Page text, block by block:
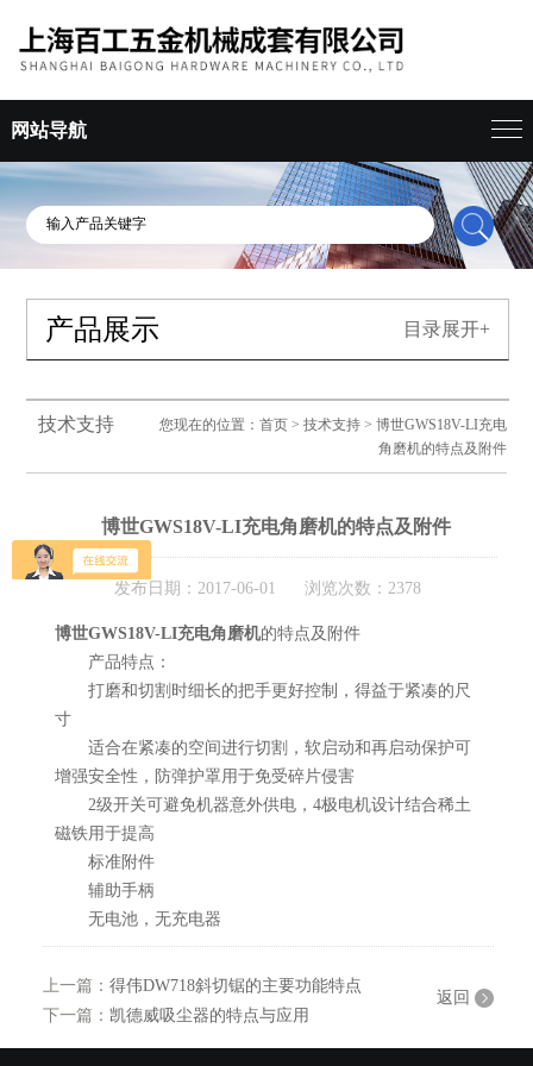
网站导航
产品展示 目录展开+
技术支持 您现在的位置： 首页> 技术支持> 博世GWS18V-LI充电
角磨机的特点及附件
博世GWS18V-LI充电角磨机的特点及附件
发布日期：2017-06-01 浏览次数：2378
博世GWS18V-LI充电角磨机的特点及附件
产品特点：
打磨和切割时细长的把手更好控制，得益于紧凑的尺
寸
适合在紧凑的空间进行切割，软启动和再启动保护可
增强安全性，防弹护罩用于免受碎片侵害
2级开关可避免机器意外供电，4极电机设计结合稀土
磁铁用于提高
标准附件
辅助手柄
无电池，无充电器
上一篇： 得伟DW718斜切锯的主要功能特点
下一篇： 凯德威吸尘器的特点与应用
返回